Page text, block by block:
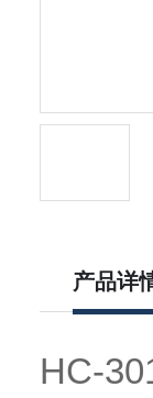
产品详
HC-